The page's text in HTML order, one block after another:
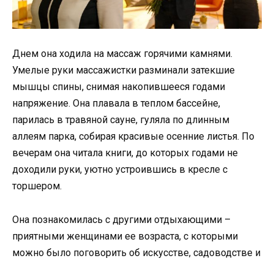
Днем она ходила на массаж горячими камнями.
Умелые руки массажистки разминали затекшие
мышцы спины, снимая накопившееся годами
напряжение. Она плавала в теплом бассейне,
парилась в травяной сауне, гуляла по длинным
аллеям парка, собирая красивые осенние листья. По
вечерам она читала книги, до которых годами не
доходили руки, уютно устроившись в кресле с
торшером.
Она познакомилась с другими отдыхающими –
приятными женщинами ее возраста, с которыми
можно было поговорить об искусстве, садоводстве и